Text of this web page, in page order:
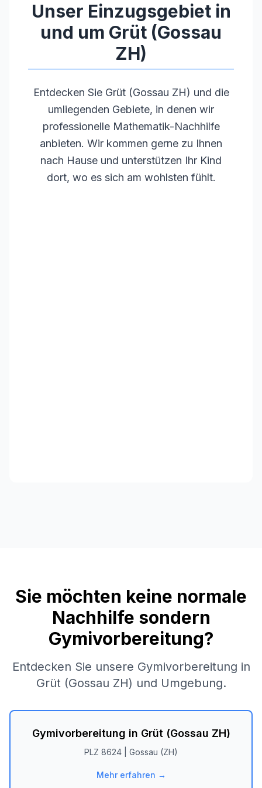
Unser Einzugsgebiet in
und um Grüt (Gossau
ZH)
Entdecken Sie Grüt (Gossau ZH) und die
umliegenden Gebiete, in denen wir
professionelle Mathematik-Nachhilfe
anbieten. Wir kommen gerne zu Ihnen
nach Hause und unterstützen Ihr Kind
dort, wo es sich am wohlsten fühlt.
Sie möchten keine normale
Nachhilfe sondern
Gymivorbereitung?
Entdecken Sie unsere Gymivorbereitung in
Grüt (Gossau ZH) und Umgebung.
Gymivorbereitung in Grüt (Gossau ZH)
PLZ 8624 Gossau (ZH)
Mehr erfahren →